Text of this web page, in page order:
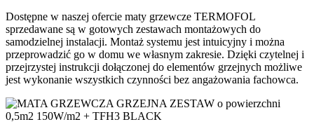
Dostępne w naszej ofercie maty grzewcze TERMOFOL
sprzedawane są w gotowych zestawach montażowych do
samodzielnej instalacji. Montaż systemu jest intuicyjny i można
przeprowadzić go w domu we własnym zakresie. Dzięki czytelnej i
przejrzystej instrukcji dołączonej do elementów grzejnych możliwe
jest wykonanie wszystkich czynności bez angażowania fachowca.